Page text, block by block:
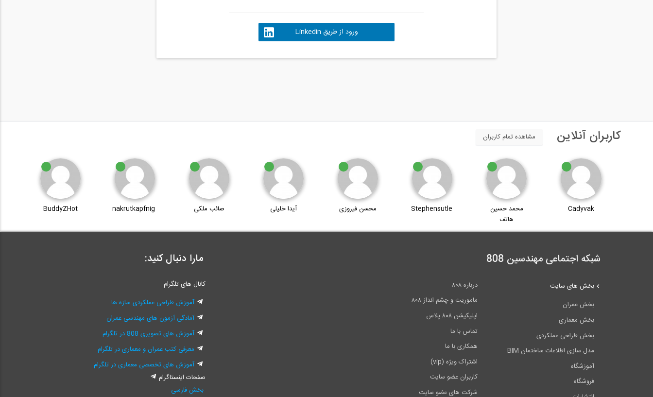
ورود از طریق Linkedin
کاربران آنلاین مشاهده تمام کاربران
Cadyvak
محمد حسین
هاتف
Stephensutle محسن فیروزی آیدا خلیلی صائب ملکی nakrutkapfnig
BuddyZHot
شبکه اجتماعی مهندسین 808
درباره ۸۰۸
ماموریت و چشم انداز ۸۰۸
اپلیکیشن ۸۰۸ پلاس
تماس با ما
همکاری با ما
اشتراک ویژه (vip)
کاربران عضو سایت
شرکت های عضو سایت
بخش های سایت
بخش عمران
بخش معماری
بخش طراحی عملکردی
مدل سازی اطلاعات ساختمان BIM
آموزشگاه
فروشگاه
مارا دنبال کنید:
کانال های تلگرام
آموزش طراحی عملکردی سازه ها
آمادگی آزمون های مهندسی عمران
آموزش های تصویری 808 در تلگرام
معرفی کتب عمران و معماری در تلگرام
آموزش های تخصصی معماری در تلگرام
صفحات اینستاگرام
بخش فارسی